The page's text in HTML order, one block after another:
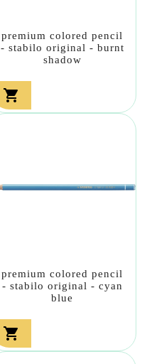
premium colored pencil
- stabilo original - burnt
shadow

premium colored pencil
- stabilo original - cyan
blue
